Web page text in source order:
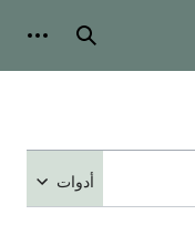
بحث
أدوات